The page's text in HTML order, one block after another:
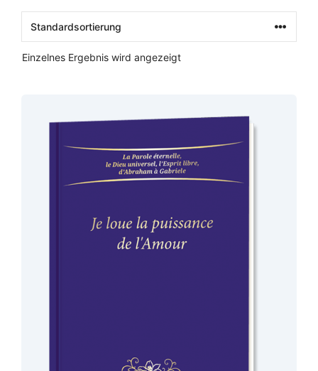
Einzelnes Ergebnis wird angezeigt